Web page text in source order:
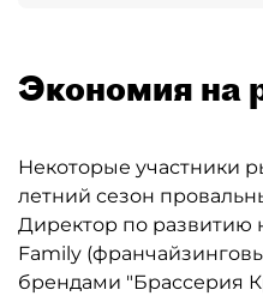
Экономия на
Некоторые участники
летний сезон
Директор по развитию
Family
брендами "Брассерия